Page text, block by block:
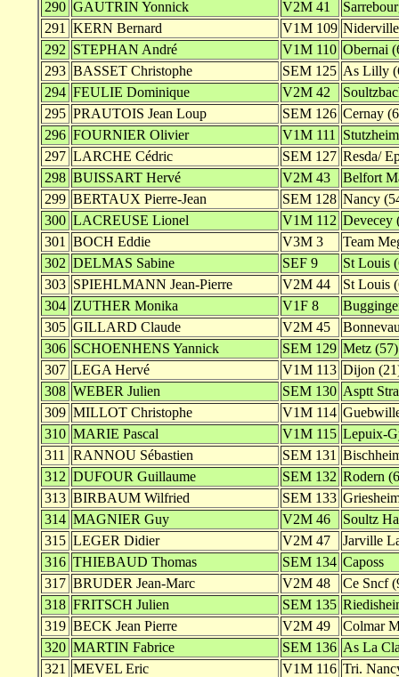
290 GAUTRIN Yonnick V2M 41
291
KERN Bernard V1M 109
292 STEPHAN André V1M 110 Obernai
293 BASSET Christophe SEM 125 As Lilly
294 FEULIE Dominique V2M 42
295 PRAUTOIS Jean Loup SEM 126 Cernay
296 FOURNIER Olivier V1M 111
297 LARCHE Cédric SEM 127 Resda/
298 BUISSART Hervé V2M 43
Belfort
299 BERTAUX Pierre-Jean SEM 128 Nancy
300 LACREUSE Lionel V1M 112 Devecey
301
BOCH Eddie V3M 3
Team
302 DELMAS Sabine SEF 9
St Louis
303 SPIEHLMANN Jean-Pierre V2M 44
St Louis
304 ZUTHER Monika V1F 8
305 GILLARD Claude V2M 45
306 SCHOENHENS Yannick SEM 129 Metz (57)
307 LEGA Hervé V1M 113 Dijon
308 WEBER Julien SEM 130 Asptt
309 MILLOT Christophe V1M 114
310 MARIE Pascal V1M 115 Lepuix-
311
RANNOU Sébastien SEM 131
312 DUFOUR Guillaume SEM 132 Rodern
313 BIRBAUM Wilfried SEM 133
314 MAGNIER Guy V2M 46
Soultz
315 LEGER Didier V2M 47
Jarville
316 THIEBAUD Thomas SEM 134 Caposs
317 BRUDER Jean-Marc V2M 48
Ce Sncf
318 FRITSCH Julien SEM 135
319 BECK Jean Pierre V2M 49
Colmar
320 MARTIN Fabrice SEM 136 As La
321
MEVEL Eric V1M 116 Tri.